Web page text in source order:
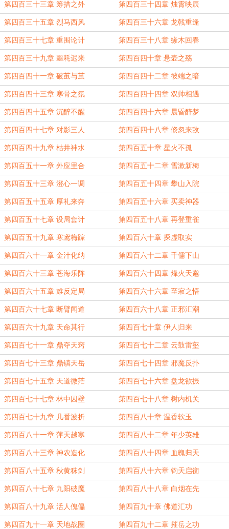
第四百三十三章 筹措之外 第四百三十四章 烛霄映辰
第四百三十五章 烈马西风 第四百三十六章 龙戟重逢
第四百三十七章 重围论计 第四百三十八章 缘木回春
第四百三十九章 噩耗迟来 第四百四十章 悬壶之殇
第四百四十一章 破茧与茧 第四百四十二章 彼端之暗
第四百四十三章 寒骨之氛 第四百四十四章 双帅相遇
第四百四十五章 沉醉不醒 第四百四十六章 晨昏醉梦
第四百四十七章 对影三人 第四百四十八章 倏忽来敌
第四百四十九章 枯井神水 第四百五十章 星火不孤
第四百五十一章 外应里合 第四百五十二章 雪漱新梅
第四百五十三章 澄心一调 第四百五十四章 攀山入院
第四百五十五章 厚礼来奔 第四百五十六章 买卖神器
第四百五十七章 设局套计 第四百五十八章 再登重雀
第四百五十九章 寒鸢梅踪 第四百六十章 探虚取实
第四百六十一章 金汁化纳 第四百六十二章 千儒下山
第四百六十三章 苍海乐阵 第四百六十四章 烽火天邈
第四百六十五章 难反定局 第四百六十六章 至寂之悟
第四百六十七章 断臂闻道 第四百六十八章 正邪汇潮
第四百六十九章 天命其行 第四百七十章 伊人归来
第四百七十一章 鼎夺天窍 第四百七十二章 云鼓雷壑
第四百七十三章 鼎镇天岳 第四百七十四章 邪魔反扑
第四百七十五章 天道微茫 第四百七十六章 盘龙欲振
第四百七十七章 林中囚壁 第四百七十八章 树内机关
第四百七十九章 几番波折 第四百八十章 温香软玉
第四百八十一章 萍天越寒 第四百八十二章 年少英雄
第四百八十三章 神农造化 第四百八十四章 血魄归天
第四百八十五章 秋黄秣剑 第四百八十六章 钧天启衡
第四百八十七章 九阳破魔 第四百八十八章 白烟在先
第四百八十九章 活人傀儡 第四百九十章 佛道汇功
第四百九十一章 天地战圈 第四百九十二章 摧岳之功